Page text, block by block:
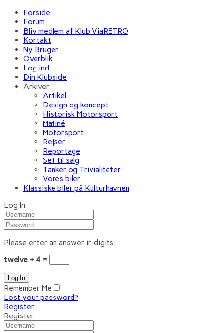
Forside
Forum
Bliv medlem af Klub ViaRETRO
Kontakt
Ny Bruger
Overblik
Log ind
Din Klubside
Arkiver
Artikel
Design og koncept
Historisk Motorsport
Matiné
Motorsport
Rejser
Reportage
Set til salg
Tanker og Trivialiteter
Vores biler
Klassiske biler på Kulturhavnen
Log In
Please enter an answer in digits:
twelve + 4 =
Remember Me
Lost your password?
Register
Register